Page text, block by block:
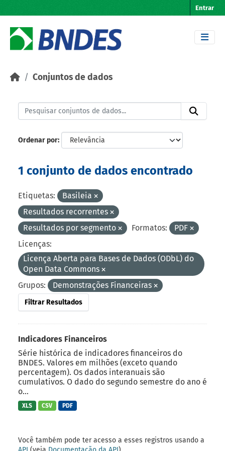
Entrar
Conjuntos de dados
Ordenar por
1 conjunto de dados encontrado
Etiquetas:
Basileia
Resultados recorrentes
Resultados por segmento
Formatos:
PDF
Licenças:
Licença Aberta para Bases de Dados (ODbL) do
Open Data Commons
Grupos:
Demonstrações Financeiras
Filtrar Resultados
Indicadores Financeiros
Série histórica de indicadores financeiros do
BNDES. Valores em milhões (exceto quando
percentagem). Os dados interanuais são
cumulativos. O dado do segundo semestre do ano é
o...
XLS CSV PDF
Você também pode ter acesso a esses registros usando a